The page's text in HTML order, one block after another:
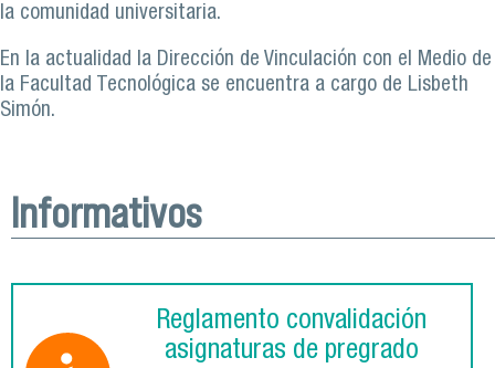
la comunidad universitaria.
En la actualidad la Dirección de Vinculación con el Medio de
la Facultad Tecnológica se encuentra a cargo de Lisbeth
Simón.
Informativos
Reglamento convalidación
asignaturas de pregrado